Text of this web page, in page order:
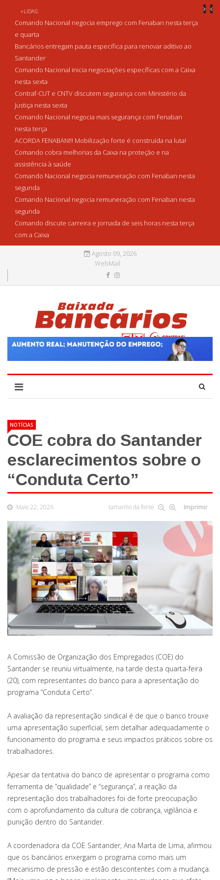
+LIDAS:
Comando Nacional negocia emprego com Fenaban nesta terça
e quarta
Bancários entregam pauta específica para renovar aditivo ao
Santander
Comando Nacional inicia negociações específicas com a Caixa
nesta sexta
Contraf-CUT e CNTV discutem segurança com Ministério da
Justiça nesta sexta
Comando Nacional negocia mais segurança com Fenaban
nesta terça
ACORDA FENABAN!!! Mobilização forte é construída na luta!
Comando cobra melhorias da Caixa na proteção e na
assistência à saúde
Comando Nacional negocia remuneração com Fenaban nesta
segunda
Comando Nacional negocia remuneração com Fenaban nesta
segunda
Comando discute carreira e jornada de seis horas nesta terça
com a Caixa
Agosto 09, 2026
WebMail
NOTÍCIAS
COE cobra do Santander
esclarecimentos sobre o
“Conduta Certo”
Maio 22, 2026 tamanho da fonte Imprimir
A Comissão de Organização dos Empregados (COE) do
Santander se reuniu virtualmente, na tarde desta quarta-feira
(20), com representantes do banco para a apresentação do
programa “Conduta Certo”.
A avaliação da representação sindical é de que o banco trouxe
uma apresentação superficial, sem detalhar adequadamente o
funcionamento do programa e seus impactos práticos sobre os
trabalhadores.
Apesar da tentativa do banco de apresentar o programa como
ferramenta de “qualidade” e “segurança”, a reação da
representação dos trabalhadores foi de forte preocupação
com o aprofundamento da cultura de cobrança, vigilância e
punição dentro do Santander.
A coordenadora da COE Santander, Ana Marta de Lima, afirmou
que os bancários enxergam o programa como mais um
mecanismo de pressão e estão descontentes com a mudança.